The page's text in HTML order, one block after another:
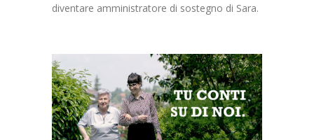
diventare amministratore di sostegno di Sara.